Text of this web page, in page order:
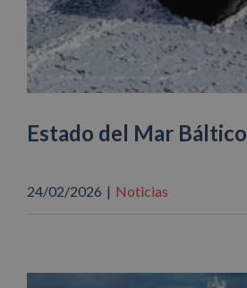
Estado del Mar Báltico
24/02/2026 | Noticias